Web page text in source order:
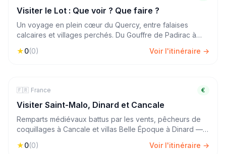
Visiter le Lot : Que voir ? Que faire ?
Un voyage en plein cœur du Quercy, entre falaises
calcaires et villages perchés. Du Gouffre de Padirac à
et préservée, idéale pour les amoureux de nature et de
★0(0) Voir l'itinéraire →
🏖️ Mer & Plage jours
🇫🇷 France €
Visiter Saint-Malo, Dinard et Cancale
Remparts médiévaux battus par les vents, pêcheurs de
coquillages à Cancale et villas Belle Époque à Dinard —
d'iode. Un itinéraire entre mer, histoire et gastronomie.
★0(0) Voir l'itinéraire →